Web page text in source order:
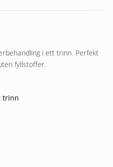
i ett trinn. Perfekt
fyllstoffer.
trinn